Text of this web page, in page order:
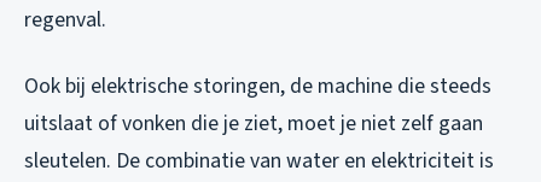
regenval.
Ook bij elektrische storingen, de machine die steeds
uitslaat of vonken die je ziet, moet je niet zelf gaan
sleutelen. De combinatie van water en elektriciteit is